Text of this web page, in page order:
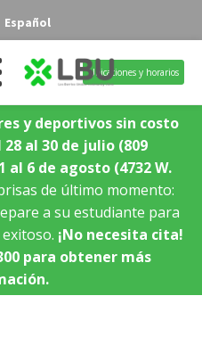
Español
Ubicaciones y horarios
y deportivos sin costo
28 al 30 de julio (809
al 6 de agosto (4732 W.
de último momento:
a su estudiante para
¡No necesita cita!
para obtener más